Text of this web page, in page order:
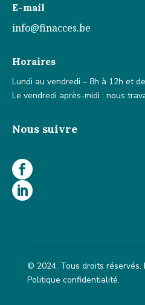
E-mail
info@finacces.be
Horaires
Lundi au vendredi – 8h à 12h et
Le vendredi après-midi : nous
Nous suivre


© 2024. Tous droits réservés.
Politique confidentialité.